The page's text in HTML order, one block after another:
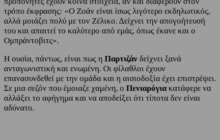
τρόπο έκφρασης: «Ο Ζοάν είναι ίσως λιγότερο εκδηλωτικός,
αλλά μοιάζει πολύ με τον Ζέλικο. Δείχνει την απογοήτευσή
του και απαιτεί το καλύτερο από εμάς, όπως έκανε και ο
Ομπράντοβιτς».
Η ουσία, πάντως, είναι πως η Παρτιζάν δείχνει ξανά
ανταγωνιστική και ενωμένη. Οι φίλαθλοι έχουν
επανασυνδεθεί με την ομάδα και η αισιοδοξία έχει επιστρέψει.
Σε μια σεζόν που έμοιαζε χαμένη, ο Πενιαρόγιακατάφερε να
αλλάξει το αφήγημα και να αποδείξει ότι τίποτα δεν είναι
αδύνατο.